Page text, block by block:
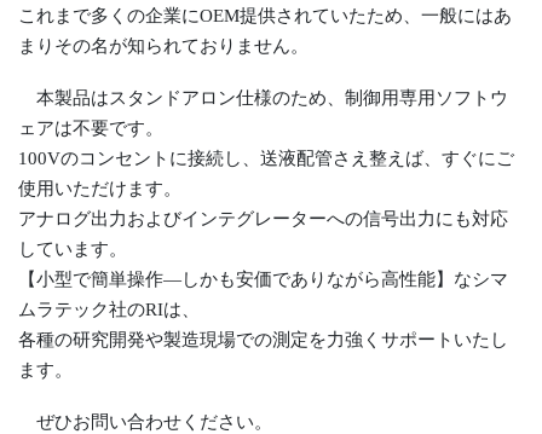
これまで多くの企業にOEM提供されていたため、一般にはあ
まりその名が知られておりません。
本製品はスタンドアロン仕様のため、制御用専用ソフトウ
ェアは不要です。
100Vのコンセントに接続し、送液配管さえ整えば、すぐにご
使用いただけます。
アナログ出力およびインテグレーターへの信号出力にも対応
しています。
【小型で簡単操作―しかも安価でありながら高性能】なシマ
ムラテック社のRIは、
各種の研究開発や製造現場での測定を力強くサポートいたし
ます。
ぜひお問い合わせください。